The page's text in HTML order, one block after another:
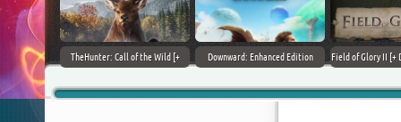
(2017)
TheHunter: Call of the Wild [+
Downward: Enhanced Edition
Field of Glory II [+